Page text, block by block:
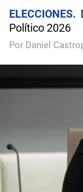
ELECCIONES
Político 2026
Por Daniel